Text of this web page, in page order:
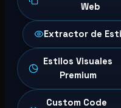
Web
Extractor de
Estilos Visuales
Premium
Custom Code